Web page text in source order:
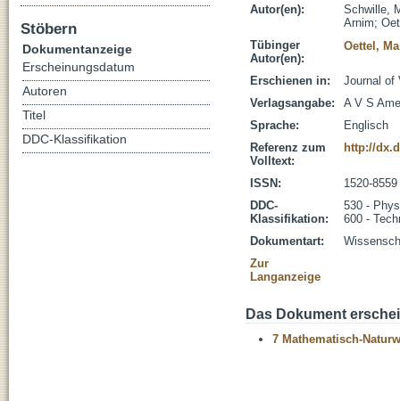
Autor(en):
Schwille,
Arnim;
Tübinger
Autor(en):
Oettel,
Erschienen in:
Journal of
Verlagsangabe:
A V S
Sprache:
Englisch
Referenz zum
Volltext:
http://
ISSN:
1520-8559
DDC-
Klassifikation:
530 -
600 -
Dokumentart:
Zur
Langanzeige
Das Dokument
7 Mathematisch-
Stöbern
Dokumentanzeige
Erscheinungsdatum
Autoren
Titel
DDC-Klassifikation